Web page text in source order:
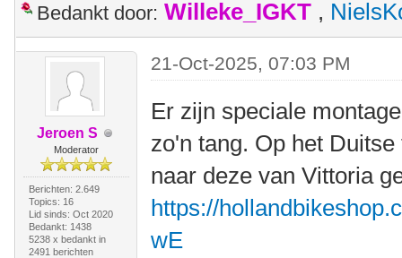
Bedankt door: Willeke_IGKT ,
Jeroen S
Moderator
Berichten: 2.649
Topics: 16
Lid sinds: Oct 2020
Bedankt: 1438
5238 x bedankt in
2491 berichten
21-Oct-2025, 07:03 PM
Er zijn speciale
zo'n tang. Op het
naar deze van Vittoria
https://
wE